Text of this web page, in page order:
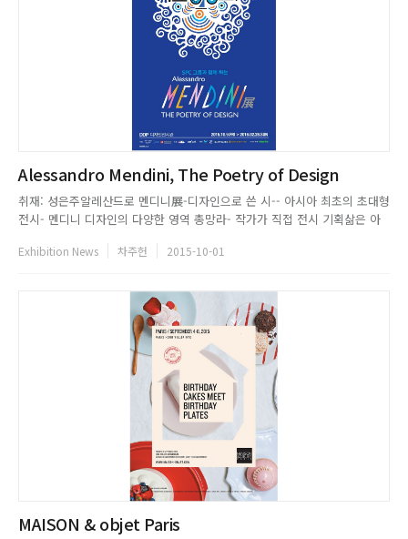
Alessandro Mendini, The Poetry of Design
취재: 성은주알레산드로 멘디니展-디자인으로 쓴 시-- 아시아 최초의 초대형
전시- 멘디니 디자인의 다양한 영역 총망라- 작가가 직접 전시 기획삶은 아
세계적인 디자이너 알레산드로 멘디니의 초대형 전시가 동대문디자인플라자
Exhibition News 차주헌 2015-10-01
MAISON & objet Paris